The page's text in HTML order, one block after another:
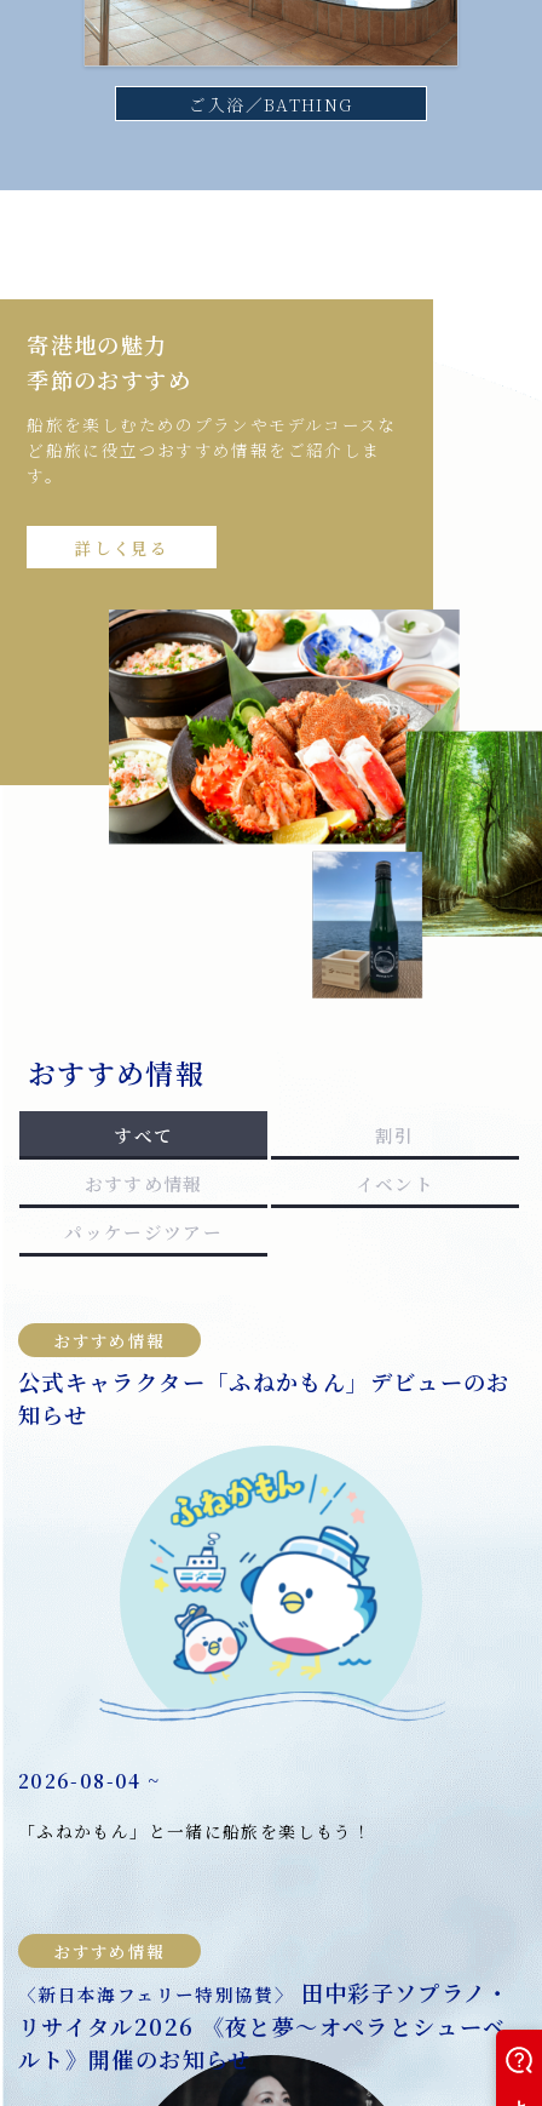
ご入浴／BATHING
寄港地の魅力
季節のおすすめ
船旅を楽しむためのプランやモデルコースな
ど船旅に役立つおすすめ情報をご紹介しま
す。
詳しく見る
おすすめ情報
すべて
割引
おすすめ情報
イベント
パッケージツアー
おすすめ情報
公式キャラクター「ふねかもん」デビューのお
知らせ
2026-08-04 ~
「ふねかもん」と一緒に船旅を楽しもう！
おすすめ情報
〈新日本海フェリー特別協賛〉
田中彩子ソプラノ・
リサイタル2026 《夜と夢～オペラとシューベ
ルト》開催のお知らせ